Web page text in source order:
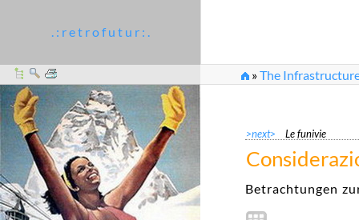
. : r e t r o f u t u r : .
»The
>next> Le funivie
Betrachtungen